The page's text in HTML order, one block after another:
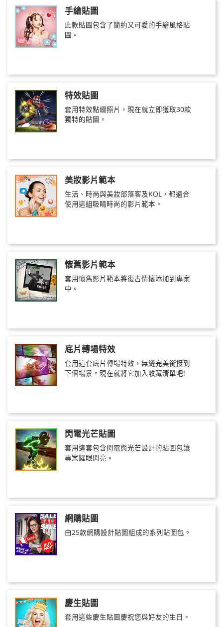
手繪貼圖
此款貼圖包含了簡約又可愛的手繪風格貼
圖。
特效貼圖
套用特效點綴照片，現在就立即獲取30款
獨特的貼圖。
美妝影片範本
生活、時尚與美妝部落客及KOL，都適合
使用這組吸睛時尚的影片範本。
懷舊影片範本
套用懷舊影片範本將復古情懷添加到專案
中。
底片轉場特效
套用這套底片轉場特效，無縫完美銜接到
下個場景。現在就將它加入收藏清單吧!
閃電光芒貼圖
套用這套包含閃電與光芒設計的貼圖包讓
專案耀眼閃亮。
網購貼圖
由25款網購設計貼圖組成的系列貼圖包。
慶生貼圖
套用這些慶生貼圖慶祝您與好友的生日。